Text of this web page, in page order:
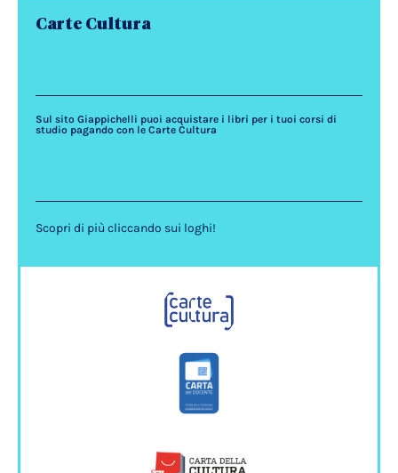
Carte Cultura
Sul sito Giappichelli puoi acquistare i libri per i tuoi corsi di
studio pagando con le Carte Cultura
Scopri di più cliccando sui loghi!